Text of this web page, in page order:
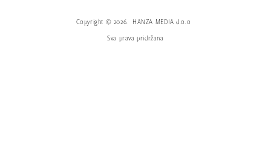
Copyright © 2026.
HANZA MEDIA d.o.o
Sva prava pridržana